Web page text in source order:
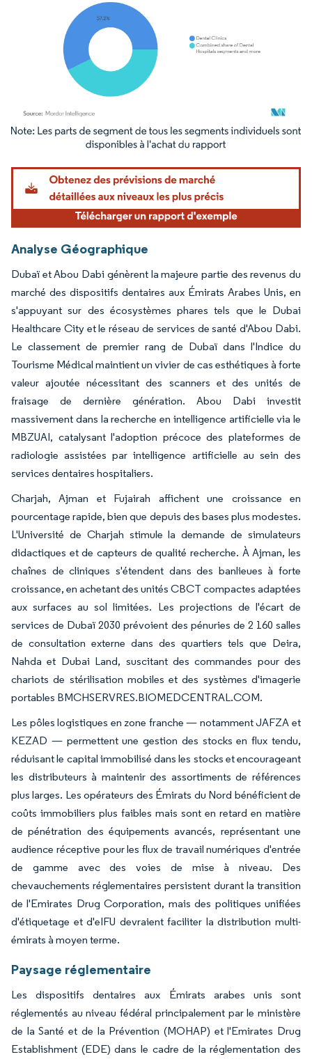
Image © Mordor Intelligence. La réutilisation nécessite une attribution sous CC BY
Analyse Géographique
Dubaï et Abou Dabi génèrent la majeure partie des revenus du
marché des dispositifs dentaires aux Émirats Arabes Unis, en
s'appuyant sur des écosystèmes phares tels que le Dubai
Healthcare City et le réseau de services de santé d'Abou Dabi.
Le classement de premier rang de Dubaï dans l'Indice du
Tourisme Médical maintient un vivier de cas esthétiques à forte
valeur ajoutée nécessitant des scanners et des unités de
fraisage de dernière génération. Abou Dabi investit
massivement dans la recherche en intelligence artificielle via le
MBZUAI, catalysant l'adoption précoce des plateformes de
radiologie assistées par intelligence artificielle au sein des
services dentaires hospitaliers.
Charjah, Ajman et Fujairah affichent une croissance en
pourcentage rapide, bien que depuis des bases plus modestes.
L'Université de Charjah stimule la demande de simulateurs
didactiques et de capteurs de qualité recherche. À Ajman, les
chaînes de cliniques s'étendent dans des banlieues à forte
croissance, en achetant des unités CBCT compactes adaptées
aux surfaces au sol limitées. Les projections de l'écart de
services de Dubaï 2030 prévoient des pénuries de 2 160 salles
de consultation externe dans des quartiers tels que Deira,
Nahda et Dubai Land, suscitant des commandes pour des
chariots de stérilisation mobiles et des systèmes d'imagerie
portables BMCHSERVRES.BIOMEDCENTRAL.COM.
Les pôles logistiques en zone franche — notamment JAFZA et
KEZAD — permettent une gestion des stocks en flux tendu,
réduisant le capital immobilisé dans les stocks et encourageant
les distributeurs à maintenir des assortiments de références
plus larges. Les opérateurs des Émirats du Nord bénéficient de
coûts immobiliers plus faibles mais sont en retard en matière
de pénétration des équipements avancés, représentant une
audience réceptive pour les flux de travail numériques d'entrée
de gamme avec des voies de mise à niveau. Des
chevauchements réglementaires persistent durant la transition
de l'Emirates Drug Corporation, mais des politiques unifiées
d'étiquetage et d'eIFU devraient faciliter la distribution multi-
émirats à moyen terme.
Paysage réglementaire
Les dispositifs dentaires aux Émirats arabes unis sont
réglementés au niveau fédéral principalement par le ministère
de la Santé et de la Prévention (MOHAP) et l'Emirates Drug
Establishment (EDE) dans le cadre de la réglementation des